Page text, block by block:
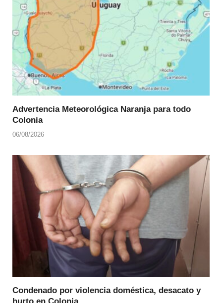
Advertencia Meteorológica Naranja para todo
Colonia
06/08/2026
Condenado por violencia doméstica, desacato y